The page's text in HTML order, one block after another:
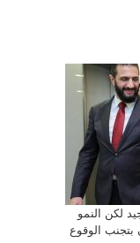
لكن النمو
الوقوع